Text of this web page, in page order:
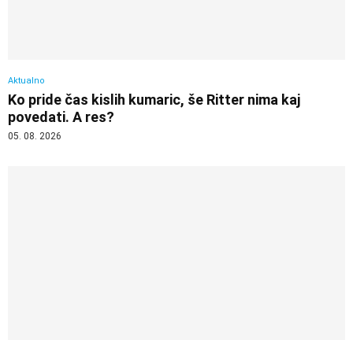
Aktualno
Ko pride čas kislih kumaric, še Ritter nima kaj
povedati. A res?
05. 08. 2026